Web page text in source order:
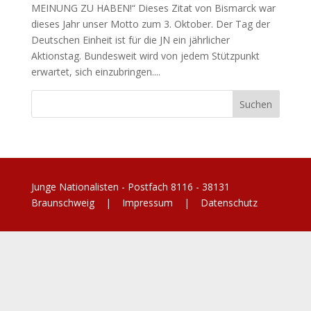
MEINUNG ZU HABEN!“ Dieses Zitat von Bismarck war
dieses Jahr unser Motto zum 3. Oktober. Der Tag der
Deutschen Einheit ist für die JN ein jährlicher
Aktionstag. Bundesweit wird von jedem Stützpunkt
erwartet, sich einzubringen....
Junge Nationalisten - Postfach 8116 - 38131
Braunschweig | Impressum | Datenschutz